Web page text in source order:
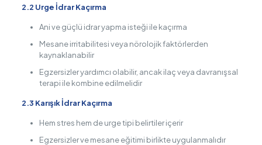
2.2 Urge İdrar Kaçırma
Ani ve güçlü idrar yapma isteği ile kaçırma
Mesane irritabilitesi veya nörolojik faktörlerden
kaynaklanabilir
Egzersizler yardımcı olabilir, ancak ilaç veya davranışsal
terapi ile kombine edilmelidir
2.3 Karışık İdrar Kaçırma
Hem stres hem de urge tipi belirtiler içerir
Egzersizler ve mesane eğitimi birlikte uygulanmalıdır